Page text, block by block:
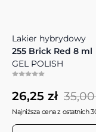
Lakier hybrydowy
255 Brick Red 8 ml
GEL POLISH
26,25 zł 35,00
Najniższa cena z ostatnich